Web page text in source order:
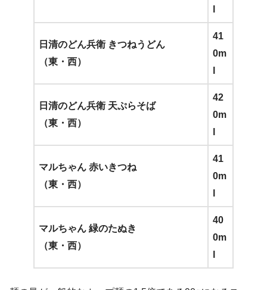
l
日清のどん兵衛 きつねうどん
（東・西）
41
0m
l
日清のどん兵衛 天ぷらそば
（東・西）
42
0m
l
マルちゃん 赤いきつね
（東・西）
41
0m
l
マルちゃん 緑のたぬき
（東・西）
40
0m
l